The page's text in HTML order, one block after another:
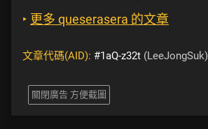
‣ 更多 queserasera 的文章
文章代碼(AID): #1aQ-z32t (LeeJongSuk)
關閉廣告 方便截圖